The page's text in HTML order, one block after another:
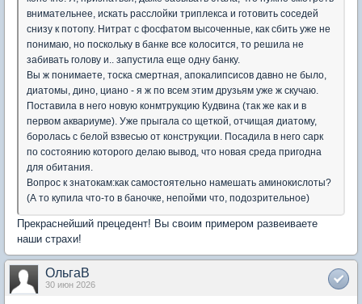
внимательнее, искать расслойки триплекса и готовить соседей
снизу к потопу. Нитрат с фосфатом высоченные, как сбить уже не
понимаю, но поскольку в банке все колосится, то решила не
забивать голову и.. запустила еще одну банку.
Вы ж понимаете, тоска смертная, апокалипсисов давно не было,
диатомы, дино, циано - я ж по всем этим друзьям уже ж скучаю.
Поставила в него новую конмтрукцию Кудвина (так же как и в
первом аквариуме). Уже прыгала со щеткой, отчищая диатому,
боролась с белой взвесью от конструкции. Посадила в него сарк
по состоянию которого делаю вывод, что новая среда пригодна
для обитания.
Вопрос к знатокам:как самостоятельно намешать аминокислоты?
(А то купила что-то в баночке, непойми что, подозрительное)
Прекраснейший прецедент! Вы своим примером развеиваете
наши страхи!
ОльгаВ
30 июн 2026